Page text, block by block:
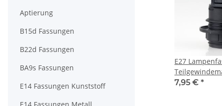
E27
Schraubring,
7,95 € *
Aptierung
B15d Fassungen
B22d Fassungen
BA9s Fassungen
E14 Fassungen Kunststoff